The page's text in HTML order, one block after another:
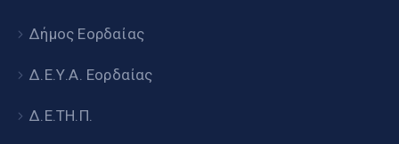
Δήμος Εορδαίας
Δ.Ε.Υ.Α. Εορδαίας
Δ.Ε.ΤΗ.Π.